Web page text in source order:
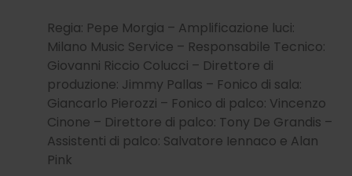
Regia: Pepe Morgia – Amplificazione luci:
Milano Music Service – Responsabile Tecnico:
Giovanni Riccio Colucci – Direttore di
produzione: Jimmy Pallas – Fonico di sala:
Giancarlo Pierozzi – Fonico di palco: Vincenzo
Cinone – Direttore di palco: Tony De Grandis –
Assistenti di palco: Salvatore Iennaco e Alan
Pink